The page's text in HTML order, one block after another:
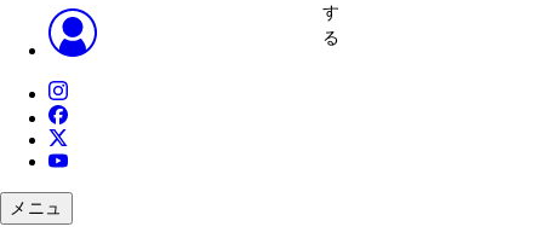
す
る
メニュ